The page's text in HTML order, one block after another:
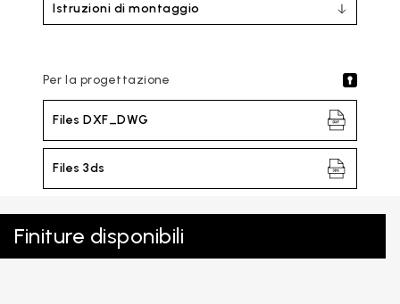
Istruzioni di montaggio
Per la progettazione
Files DXF_DWG
Files 3ds
Finiture disponibili